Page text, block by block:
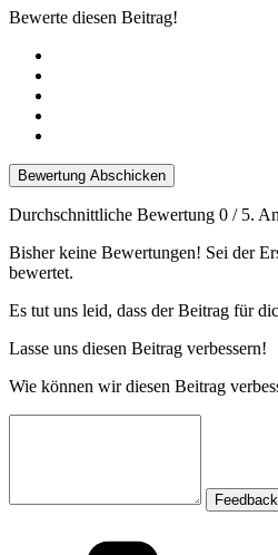
Bewerte diesen Beitrag!
Bewertung Abschicken
Durchschnittliche Bewertung 0 / 5.
Bisher keine Bewertungen! Sei der
bewertet.
Es tut uns leid, dass der Beitrag für
Lasse uns diesen Beitrag verbessern!
Wie können wir diesen Beitrag